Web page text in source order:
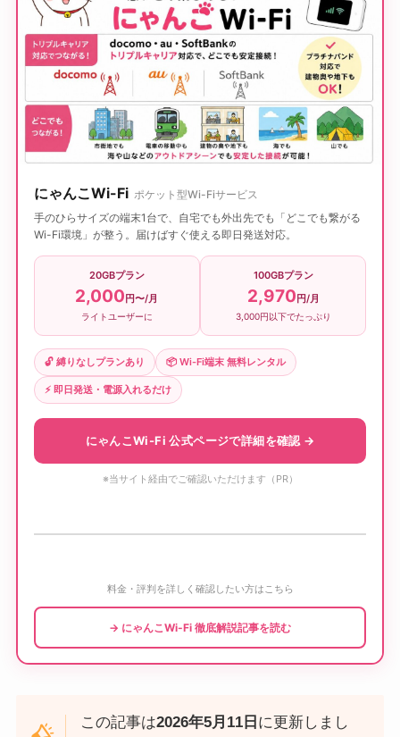
にゃんこWi-Fi ポケット型Wi-Fiサービス
手のひらサイズの端末1台で、自宅でも外出先でも「どこでも繋がる
Wi-Fi環境」が整う。届けばすぐ使える即日発送対応。
20GBプラン
2,000 円〜/月
ライトユーザーに
100GBプラン
2,970 円/月
3,000円以下でたっぷり
🔓 縛りなしプランあり 📦 Wi-Fi端末 無料レンタル
⚡ 即日発送・電源入れるだけ
にゃんこWi-Fi 公式ページで詳細を確認 →
※当サイト経由でご確認いただけます（PR）
料金・評判を詳しく確認したい方はこちら
→ にゃんこWi-Fi 徹底解説記事を読む
この記事は2026年5月11日 に更新しまし